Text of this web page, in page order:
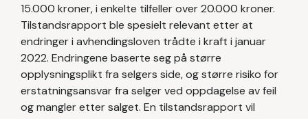
15.000 kroner, i enkelte tilfeller over 20.000 kroner.
Tilstandsrapport ble spesielt relevant etter at
endringer i avhendingsloven trådte i kraft i januar
2022. Endringene baserte seg på større
opplysningsplikt fra selgers side, og større risiko for
erstatningsansvar fra selger ved oppdagelse av feil
og mangler etter salget. En tilstandsrapport vil